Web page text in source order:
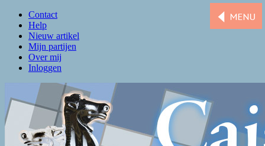
Contact
Help
Nieuw artikel
Mijn partijen
Over mij
Inloggen
Caissa Amsterdam
De levendigste schaakclub van Amsterdam